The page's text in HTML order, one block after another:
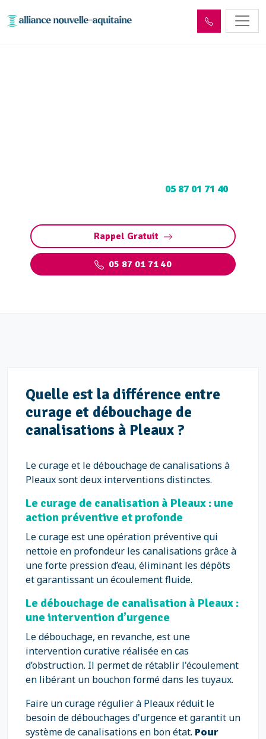
05 87 01 71 40
Rappel Gratuit
05 87 01 71 40
Quelle est la différence entre
curage et débouchage de
canalisations à Pleaux ?
Le curage et le débouchage de canalisations à
Pleaux sont deux interventions distinctes.
Le curage de canalisation à Pleaux : une
action préventive et profonde
Le curage est une opération préventive qui
nettoie en profondeur les canalisations grâce à
une forte pression d’eau, éliminant les dépôts
et garantissant un écoulement fluide.
Le débouchage de canalisation à Pleaux :
une intervention d’urgence
Le débouchage, en revanche, est une
intervention curative réalisée en cas
d’obstruction. Il permet de rétablir l'écoulement
en libérant un bouchon formé dans les tuyaux.
Faire un curage régulier à Pleaux réduit le
besoin de débouchages d'urgence et garantit un
système de canalisations en bon état. Pour